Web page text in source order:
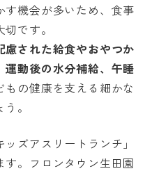
す機会が多いため、食事
です。
慮された給食やおやつか
運動後の水分補給、午睡
もの健康を支える細かな
。
ズアスリートランチ」
。フロンタウン生田園